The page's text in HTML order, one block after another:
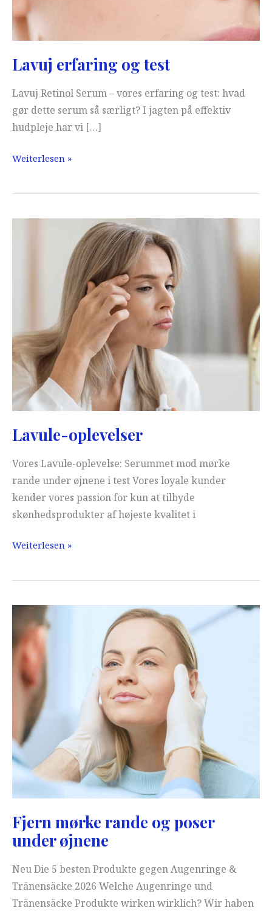
Lavuj erfaring og test
Lavuj Retinol Serum – vores erfaring og test: hvad
gør dette serum så særligt? I jagten på effektiv
hudpleje har vi […]
Lavuj
og
Weiterlesen »
Lavule-oplevelser
Vores Lavule-oplevelse: Serummet mod mørke
rande under øjnene i test Vores loyale kunder
kender vores passion for kun at tilbyde
skønhedsprodukter af højeste kvalitet i
Lavule-
Weiterlesen »
Fjern mørke rande og poser
under øjnene
Neu Die 5 besten Produkte gegen Augenringe &
Tränensäcke 2026 Welche Augenringe und
Tränensäcke Produkte wirken wirklich? Wir haben